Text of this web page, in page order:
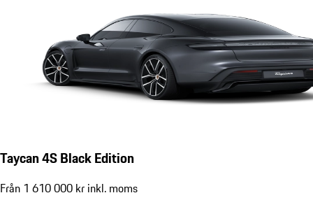
Taycan 4S Black Edition
Från 1 610 000 kr inkl. moms